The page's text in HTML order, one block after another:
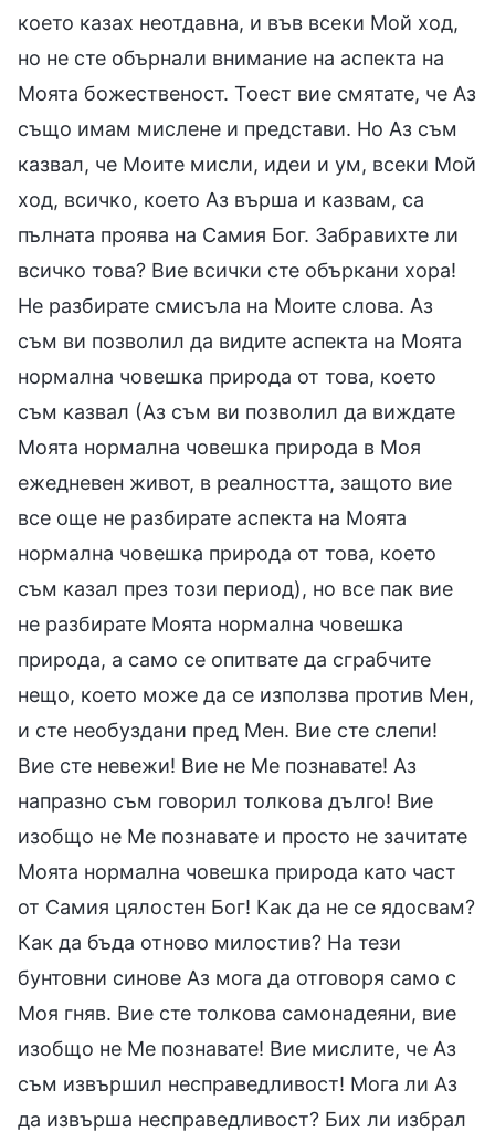
което казах неотдавна, и във всеки Мой ход,
но не сте обърнали внимание на аспекта на
Моята божественост. Тоест вие смятате, че Аз
също имам мислене и представи. Но Аз съм
казвал, че Моите мисли, идеи и ум, всеки Мой
ход, всичко, което Аз върша и казвам, са
пълната проява на Самия Бог. Забравихте ли
всичко това? Вие всички сте объркани хора!
Не разбирате смисъла на Моите слова. Аз
съм ви позволил да видите аспекта на Моята
нормална човешка природа от това, което
съм казвал (Аз съм ви позволил да виждате
Моята нормална човешка природа в Моя
ежедневен живот, в реалността, защото вие
все още не разбирате аспекта на Моята
нормална човешка природа от това, което
съм казал през този период), но все пак вие
не разбирате Моята нормална човешка
природа, а само се опитвате да сграбчите
нещо, което може да се използва против Мен,
и сте необуздани пред Мен. Вие сте слепи!
Вие сте невежи! Вие не Ме познавате! Аз
напразно съм говорил толкова дълго! Вие
изобщо не Ме познавате и просто не зачитате
Моята нормална човешка природа като част
от Самия цялостен Бог! Как да не се ядосвам?
Как да бъда отново милостив? На тези
бунтовни синове Аз мога да отговоря само с
Моя гняв. Вие сте толкова самонадеяни, вие
изобщо не Ме познавате! Вие мислите, че Аз
съм извършил несправедливост! Мога ли Аз
да извърша несправедливост? Бих ли избрал